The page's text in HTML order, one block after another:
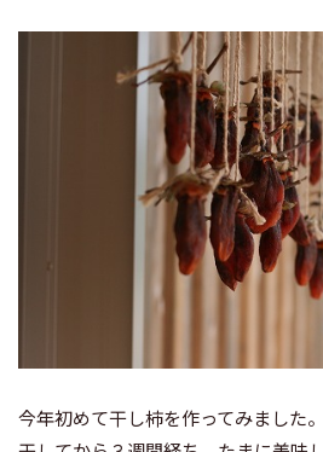
今年初めて干し柿を作ってみました。